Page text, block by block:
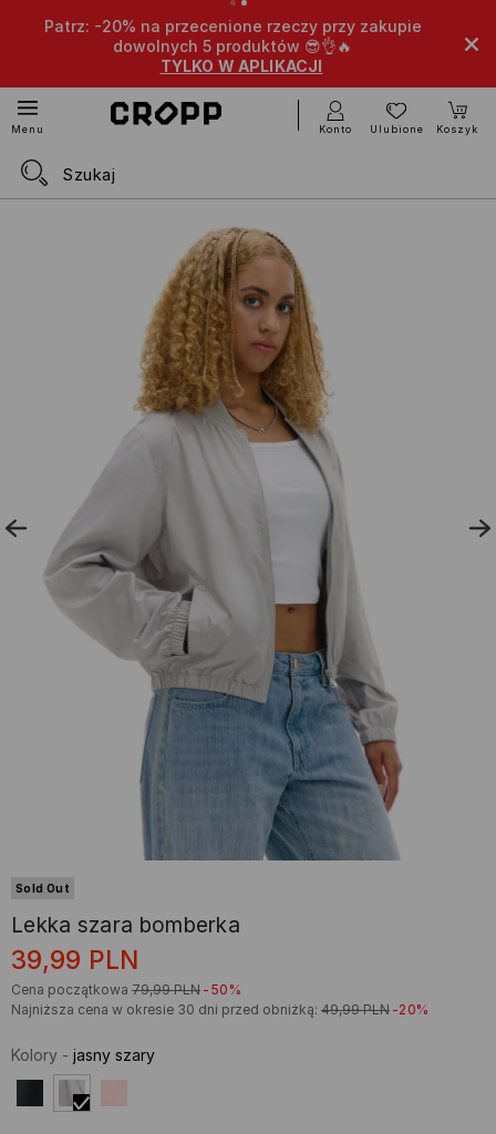
Patrz: -20% na przecenione rzeczy przy zakupie
dowolnych 5 produktów 😎👌🔥
TYLKO W APLIKACJI
Menu Konto Ulubione Koszyk
Sold Out
Lekka szara bomberka
39,99 PLN
Cena początkowa 79,99 PLN -50%
Najniższa cena w okresie 30 dni przed obniżką: 49,99 PLN -20%
Kolory - jasny szary